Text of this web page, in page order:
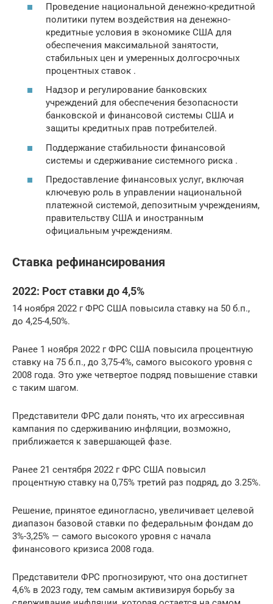
Проведение национальной денежно-кредитной
политики путем воздействия на денежно-
кредитные условия в экономике США для
обеспечения максимальной занятости,
стабильных цен и умеренных долгосрочных
процентных ставок .
Надзор и регулирование банковских
учреждений для обеспечения безопасности
банковской и финансовой системы США и
защиты кредитных прав потребителей.
Поддержание стабильности финансовой
системы и сдерживание системного риска .
Предоставление финансовых услуг, включая
ключевую роль в управлении национальной
платежной системой, депозитным учреждениям,
правительству США и иностранным
официальным учреждениям.
Ставка рефинансирования
2022: Рост ставки до 4,5%
14 ноября 2022 г ФРС США повысила ставку на 50 б.п.,
до 4,25-4,50%.
Ранее 1 ноября 2022 г ФРС США повысила процентную
ставку на 75 б.п., до 3,75-4%, самого высокого уровня с
2008 года. Это уже четвертое подряд повышение ставки
с таким шагом.
Представители ФРС дали понять, что их агрессивная
кампания по сдерживанию инфляции, возможно,
приближается к завершающей фазе.
Ранее 21 сентября 2022 г ФРС США повысил
процентную ставку на 0,75% третий раз подряд, до 3.25%.
Решение, принятое единогласно, увеличивает целевой
диапазон базовой ставки по федеральным фондам до
3%-3,25% — самого высокого уровня с начала
финансового кризиса 2008 года.
Представители ФРС прогнозируют, что она достигнет
4,6% в 2023 году, тем самым активизируя борьбу за